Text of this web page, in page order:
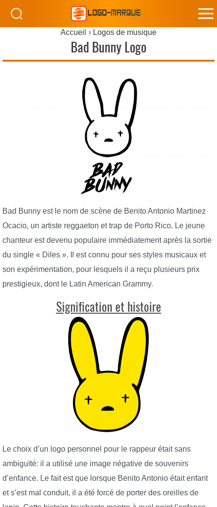
Accueil Logos de musique
Bad Bunny Logo
Bad Bunny est le nom de scène de Benito Antonio Martinez
Ocacio, un artiste reggaeton et trap de Porto Rico. Le jeune
chanteur est devenu populaire immédiatement après la sortie
du single « Diles ». Il est connu pour ses styles musicaux et
son expérimentation, pour lesquels il a reçu plusieurs prix
prestigieux, dont le Latin American Grammy.
Signification et histoire
Le choix d’un logo personnel pour le rappeur était sans
ambiguïté: il a utilisé une image négative de souvenirs
d’enfance. Le fait est que lorsque Benito Antonio était enfant
et s’est mal conduit, il a été forcé de porter des oreilles de